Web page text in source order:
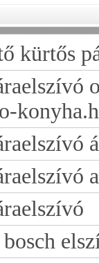
kürtős